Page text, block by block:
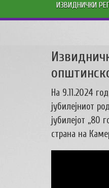
ИЗВИДНИЧКИ
На 9.11.2024
јубилејниот
јубилејот „80
страна на